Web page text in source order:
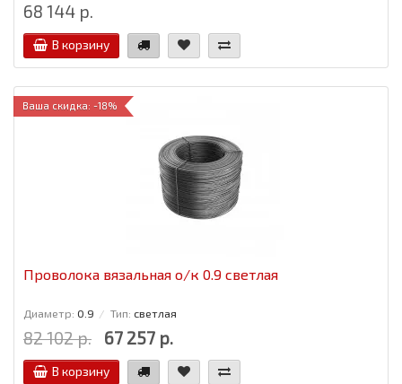
68 144 р.
В корзину
Ваша скидка: -18%
Проволока вязальная о/к 0.9 светлая
Диаметр: 0.9 Тип: светлая
82 102 р. 67 257 р.
В корзину